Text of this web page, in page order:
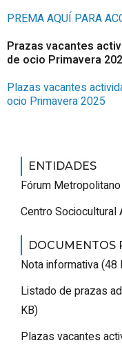
PREMA AQUÍ PARA
Prazas vacantes
de ocio Primavera
Plazas vacantes
ocio Primavera 2025
ENTIDADES
Fórum Metropolitano
Centro Sociocultural
DOCUMENTOS
Nota informativa (48
Listado de prazas
KB)
Plazas vacantes